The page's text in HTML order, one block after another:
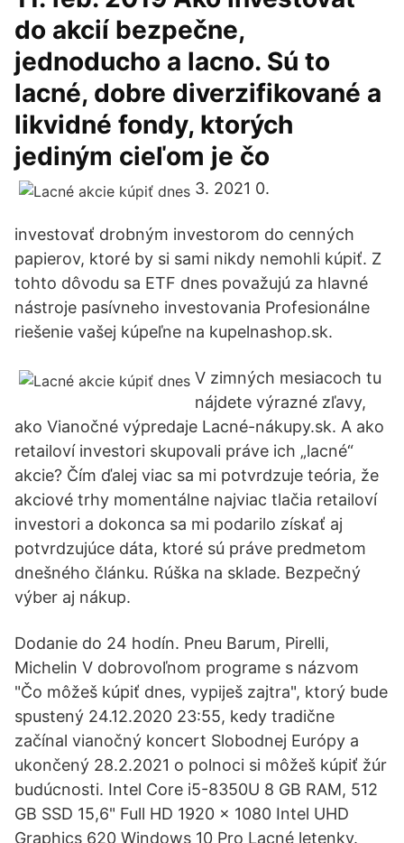
do akcií bezpečne,
jednoducho a lacno. Sú to
lacné, dobre diverzifikované a
likvidné fondy, ktorých
jediným cieľom je čo
3. 2021 0.
investovať drobným investorom do cenných
papierov, ktoré by si sami nikdy nemohli kúpiť. Z
tohto dôvodu sa ETF dnes považujú za hlavné
nástroje pasívneho investovania Profesionálne
riešenie vašej kúpeľne na kupelnashop.sk.
V zimných mesiacoch tu
nájdete výrazné zľavy,
ako Vianočné výpredaje Lacné-nákupy.sk. A ako
retailoví investori skupovali práve ich „lacné“
akcie? Čím ďalej viac sa mi potvrdzuje teória, že
akciové trhy momentálne najviac tlačia retailoví
investori a dokonca sa mi podarilo získať aj
potvrdzujúce dáta, ktoré sú práve predmetom
dnešného článku. Rúška na sklade. Bezpečný
výber aj nákup.
Dodanie do 24 hodín. Pneu Barum, Pirelli,
Michelin V dobrovoľnom programe s názvom
"Čo môžeš kúpiť dnes, vypiješ zajtra", ktorý bude
spustený 24.12.2020 23:55, kedy tradične
začínal vianočný koncert Slobodnej Európy a
ukončený 28.2.2021 o polnoci si môžeš kúpiť žúr
budúcnosti. Intel Core i5-8350U 8 GB RAM, 512
GB SSD 15,6" Full HD 1920 x 1080 Intel UHD
Graphics 620 Windows 10 Pro Lacné letenky.